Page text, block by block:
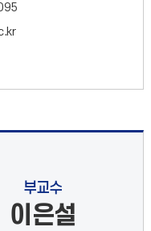
부교수
이은설